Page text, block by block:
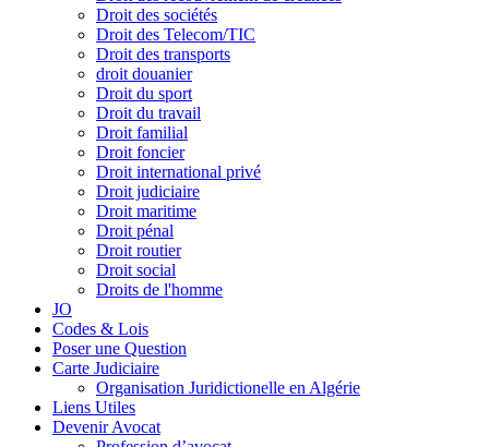
Droit des sociétés
Droit des Telecom/TIC
Droit des transports
droit douanier
Droit du sport
Droit du travail
Droit familial
Droit foncier
Droit international privé
Droit judiciaire
Droit maritime
Droit pénal
Droit routier
Droit social
Droits de l'homme
JO
Codes & Lois
Poser une Question
Carte Judiciaire
Organisation Juridictionelle en Algérie
Liens Utiles
Devenir Avocat